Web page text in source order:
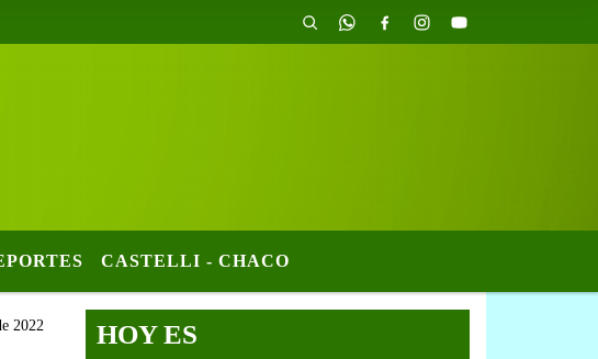
CASTELLI - CHACO
2022 HOY ES